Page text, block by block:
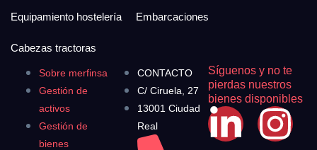
Sobre merfinsa
Gestión de
activos
Gestión de
bienes
CONTACTO
C/ Ciruela, 27
13001 Ciudad
Real
Síguenos y no te
pierdas nuestros
bienes disponibles
Equipamiento hostelería Embarcaciones
Cabezas tractoras